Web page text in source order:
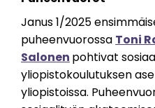
Janus 1/2025
puheenvuorossa Toni
Salonen pohtivat
yliopistokoulutuksen
yliopistoissa.